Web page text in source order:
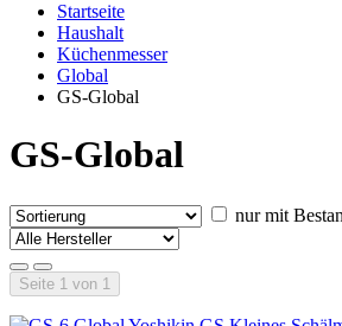
Startseite
Haushalt
Küchenmesser
Global
GS-Global
GS-Global
nur mit
Seite 1 von 1